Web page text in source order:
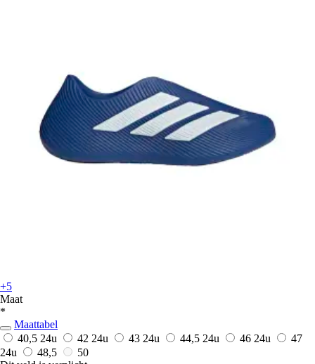
+5
Maat
*
Maattabel
40,5 24u 42 24u 43 24u 44,5 24u 46 24u
47
24u
48,5
50